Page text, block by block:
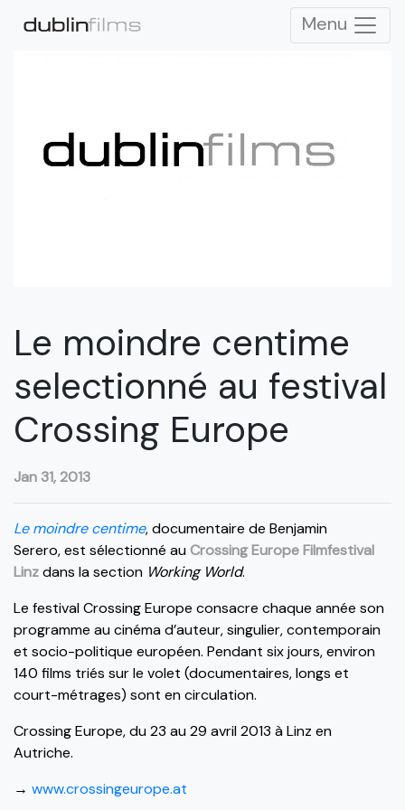
Menu
Le moindre centime
selectionné au festival
Crossing Europe
Jan 31, 2013
Le moindre centime, documentaire de Benjamin
Serero, est sélectionné auCrossing Europe Filmfestival
Linzdans la section Working World.
Le festival Crossing Europe consacre chaque année son
programme au cinéma d’auteur, singulier, contemporain
et socio-politique européen. Pendant six jours, environ
140 films triés sur le volet (documentaires, longs et
court-métrages) sont en circulation.
Crossing Europe, du 23 au 29 avril 2013 à Linz en
Autriche.
→ www.crossingeurope.at